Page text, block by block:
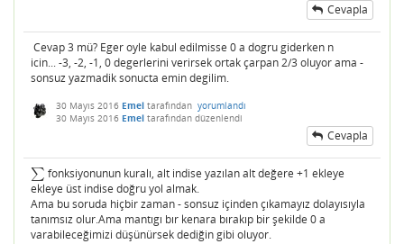
Cevapla
Cevap 3 mü? Eger oyle kabul edilmisse 0 a dogru giderken n
icin... -3, -2, -1, 0 degerlerini verirsek ortak çarpan 2/3 oluyor ama -
sonsuz yazmadik sonucta emin degilim.
30 Mayıs 2016 Emel tarafından yorumlandı
30 Mayıs 2016 Emel tarafından düzenlendi
Cevapla
∑
∑
fonksiyonunun kuralı, alt indise yazılan alt değere +1 ekleye
ekleye üst indise doğru yol almak.
Ama bu soruda hiçbir zaman - sonsuz içinden çıkamayız dolayısıyla
tanımsız olur.Ama mantıgı bır kenara bırakıp bir şekilde 0 a
varabileceğimizi düşünürsek dediğin gibi oluyor.